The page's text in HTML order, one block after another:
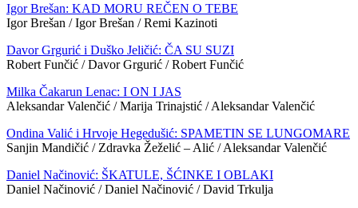
Igor Brešan: KAD MORU REČEN O TEBE
Igor Brešan / Igor Brešan / Remi Kazinoti
Davor Grgurić i Duško Jeličić: ČA SU SUZI
Robert Funčić / Davor Grgurić / Robert Funčić
Milka Čakarun Lenac: I ON I JAS
Aleksandar Valenčić / Marija Trinajstić / Aleksandar Valenčić
Ondina Valić i Hrvoje Hegedušić: SPAMETIN SE LUNGOMARE
Sanjin Mandičić / Zdravka Žeželić – Alić / Aleksandar Valenčić
Daniel Načinović: ŠKATULE, ŠĆINKE I OBLAKI
Daniel Načinović / Daniel Načinović / David Trkulja